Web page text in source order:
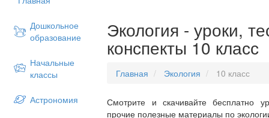
Дошкольное
образование
Начальные
классы
Астрономия
Экология - уроки,
конспекты 10 класс
Главная Экология 10 класс
Смотрите и скачивайте бесплатно
прочие полезные материалы по